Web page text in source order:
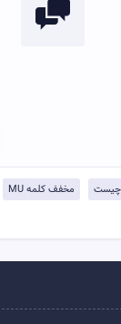
مخفف کلمه MU